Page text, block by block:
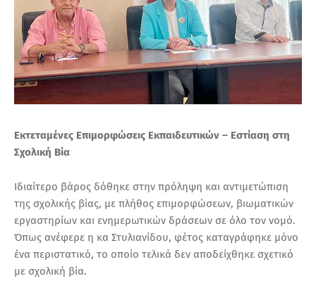
Εκτεταμένες Επιμορφώσεις Εκπαιδευτικών – Εστίαση στη
Σχολική Βία
Ιδιαίτερο βάρος δόθηκε στην πρόληψη και αντιμετώπιση
της σχολικής βίας, με πλήθος επιμορφώσεων, βιωματικών
εργαστηρίων και ενημερωτικών δράσεων σε όλο τον νομό.
Όπως ανέφερε η κα Στυλιανίδου, φέτος καταγράφηκε μόνο
ένα περιστατικό, το οποίο τελικά δεν αποδείχθηκε σχετικό
με σχολική βία.